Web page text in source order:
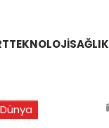
TEKNOLOJISAĞLIK
Dünya